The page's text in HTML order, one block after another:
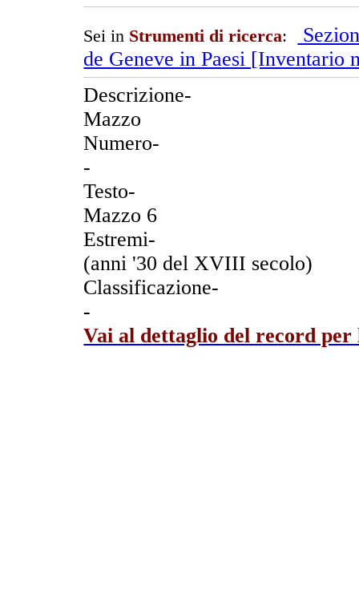
Sei in Strumenti di ricerca:
de Geneve in Paesi [Inventario
Descrizione-
Mazzo
Numero-
-
Testo-
Mazzo 6
Estremi-
(anni '30 del XVIII secolo)
Classificazione-
-
Vai al dettaglio del record per